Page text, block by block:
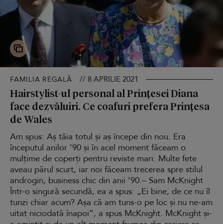
FAMILIA REGALĂ // 8 APRILIE 2021
Hairstylist-ul personal al Prințesei Diana
face dezvăluiri. Ce coafuri prefera Prințesa
de Wales
Am spus: Aș tăia totul și aș începe din nou. Era
începutul anilor ’90 și în acel moment făceam o
mulțime de coperți pentru reviste mari. Multe fete
aveau părul scurt, iar noi făceam trecerea spre stilul
androgin, business chic din anii ’90.– Sam McKnight
Într-o singură secundă, ea a spus: „Ei bine, de ce nu îl
tunzi chiar acum? Așa că am tuns-o pe loc și nu ne-am
uitat niciodată înapoi”, a spus McKnight. McKnight și-